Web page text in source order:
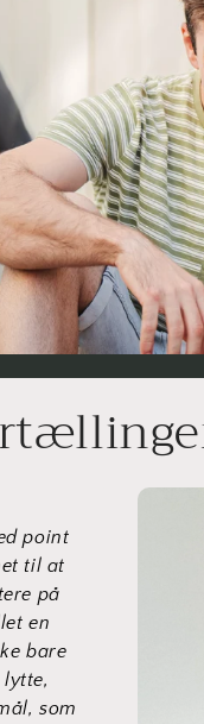
point
til at
på
en
bare
som